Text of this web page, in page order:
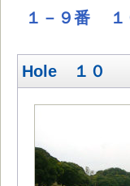
１－９番
Hole １０